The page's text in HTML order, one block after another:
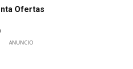
Ofertas
ANUNCIO